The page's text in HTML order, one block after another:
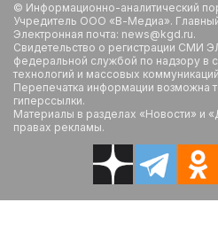
© Информационно-аналитический
Учредитель ООО «В-Медиа».
Электронная почта: news@kgd.ru.
Свидетельство о регистрации СМИ
федеральной службой по надзору в
технологий и массовых
Перепечатка информации возможна
гиперссылки.
Материалы в разделах «Новости» и
правах рекламы.